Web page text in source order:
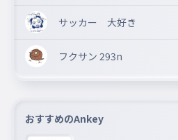
サッカー 大好き
フクサン 293n
おすすめのAnkey